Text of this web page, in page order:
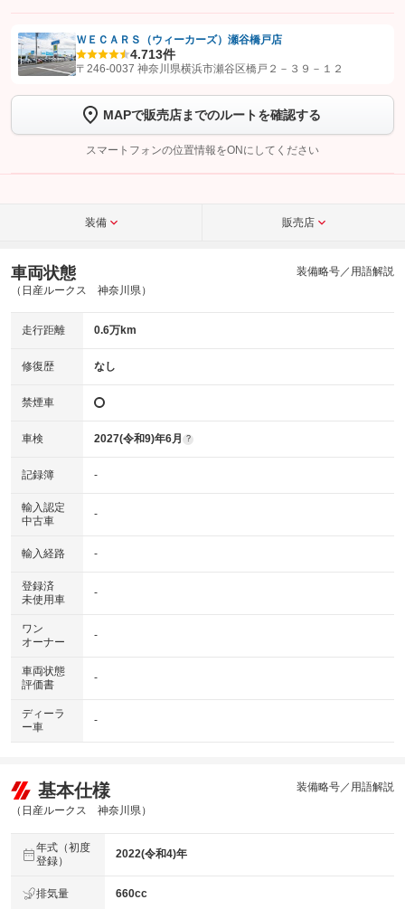
【STEP1】認証画面でグーネットを友だち追加してから「許可する」ボタンを押
トーク画面で
ボタンをタップして問い合わせを
完了してください。
こちら
ＷＥＣＡＲＳ（ウィーカーズ）瀬谷橋戸店
4.713件
〒246-0037 神奈川県横浜市瀬谷区橋戸２－３９－１２
MAPで販売店までのルートを確認する
スマートフォンの位置情報をONにしてください
装備 販売店
車両状態
（日産ルークス 神奈川県）
装備略号／用語解説
走行距離 0.6万km
修復歴 なし
禁煙車
車検 2027(令和9)年6月 ?
記録簿 -
輸入認定
中古車
-
輸入経路 -
登録済
未使用車
-
ワン
オーナー
-
車両状態
評価書
-
ディーラ
ー車
-
基本仕様
（日産ルークス 神奈川県）
装備略号／用語解説
年式（初度
登録）
2022(令和4)年
排気量 660cc